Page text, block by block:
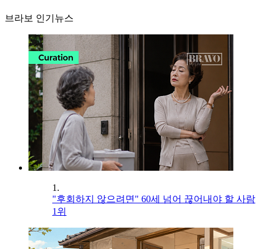
브라보 인기뉴스
1.
"후회하지 않으려면" 60세 넘어 끊어내야 할 사람
1위